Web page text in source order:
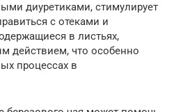
диуретиками, стимулирует
с отеками и
в листьях,
действием, что особенно
процессах в